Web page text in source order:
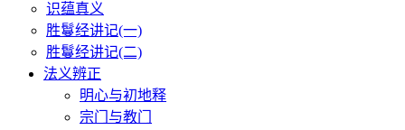
识蕴真义
胜鬘经讲记(一)
胜鬘经讲记(二)
法义辨正
明心与初地释
宗门与教门